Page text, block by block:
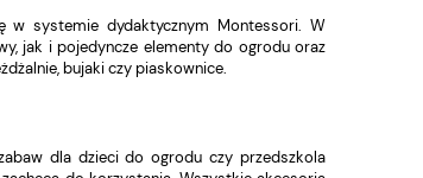
w systemie dydaktycznym Montessori. W
jak i pojedyncze elementy do ogrodu oraz
bujaki czy piaskownice.
dla dzieci do ogrodu czy przedszkola